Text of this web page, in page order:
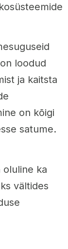
loodud
ja kaitsta
on kõigi
satume.
oluline ka
vältides